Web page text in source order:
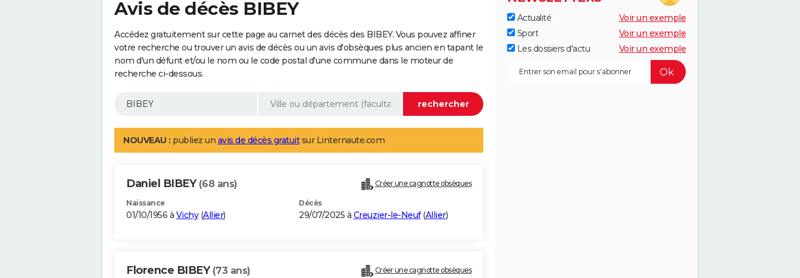
Avis de décès BIBEY
Accédez gratuitement sur cette page au carnet des décès des BIBEY. Vous pouvez affiner
votre recherche ou trouver un avis de décès ou un avis d'obsèques plus ancien en tapant le
nom d'un défunt et/ou le nom ou le code postal d'une commune dans le moteur de
recherche ci-dessous.
NOUVEAU : publiez un avis de décès gratuitsur Linternaute.com
Daniel BIBEY (68 ans) Créer une cagnotte obsèques
Naissance
01/10/1956 à Vichy(Allier)
Décès
29/07/2025 à Creuzier-le-Neuf(Allier)
Florence BIBEY (73 ans) Créer une cagnotte obsèques
Actualité
Voir un exemple
Sport
Voir un exemple
Les dossiers d'actu
Voir un exemple